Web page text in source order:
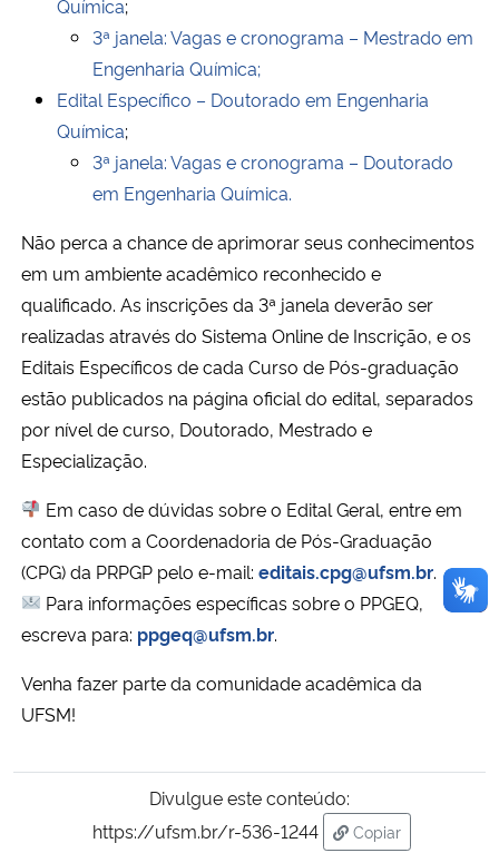
Química;
3ª janela: Vagas e cronograma – Mestrado em
Engenharia Química;
Edital Específico – Doutorado em Engenharia
Química;
3ª janela: Vagas e cronograma – Doutorado
em Engenharia Química.
Não perca a chance de aprimorar seus conhecimentos
em um ambiente acadêmico reconhecido e
qualificado. As inscrições da 3ª janela deverão ser
realizadas através do Sistema Online de Inscrição, e os
Editais Específicos de cada Curso de Pós-graduação
estão publicados na página oficial do edital, separados
por nível de curso, Doutorado, Mestrado e
Especialização.
Em caso de dúvidas sobre o Edital Geral, entre em
contato com a Coordenadoria de Pós-Graduação
(CPG) da PRPGP pelo e-mail: editais.cpg@ufsm.br.
Para informações específicas sobre o PPGEQ,
escreva para: ppgeq@ufsm.br.
Venha fazer parte da comunidade acadêmica da
UFSM!
Divulgue este conteúdo:
https://ufsm.br/r-536-1244
Copiar